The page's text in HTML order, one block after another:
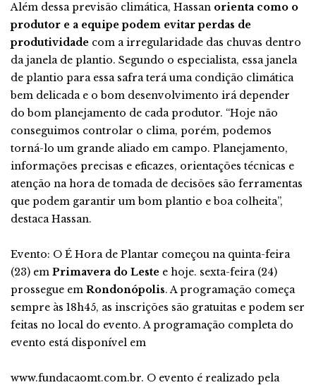
Além dessa previsão climática, Hassan orienta como o
produtor e a equipe podem evitar perdas de
produtividade com a irregularidade das chuvas dentro
da janela de plantio. Segundo o especialista, essa janela
de plantio para essa safra terá uma condição climática
bem delicada e o bom desenvolvimento irá depender
do bom planejamento de cada produtor. “Hoje não
conseguimos controlar o clima, porém, podemos
torná-lo um grande aliado em campo. Planejamento,
informações precisas e eficazes, orientações técnicas e
atenção na hora de tomada de decisões são ferramentas
que podem garantir um bom plantio e boa colheita”,
destaca Hassan.
Evento: O É Hora de Plantar começou na quinta-feira
(23) em Primavera do Leste e hoje. sexta-feira (24)
prossegue em Rondonópolis. A programação começa
sempre às 18h45, as inscrições são gratuitas e podem ser
feitas no local do evento. A programação completa do
evento está disponível em
www.fundacaomt.com.br. O evento é realizado pela